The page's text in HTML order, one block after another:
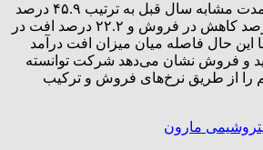
این ارقام در مقایسه با مدت مشابه سال قبل به ترتیب ۴۵.۹ درصد
کاهش در تولید، ۶۱.۵ درصد کاهش در فروش و ۲۲.۲ درصد افت در
این حال فاصله میان میزان افت درآمد
و فروش نشان می‌دهد شرکت توانسته
را از طریق نرخ‌های فروش و ترکیب
مارون